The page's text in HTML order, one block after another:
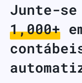
Junte-
1,000+